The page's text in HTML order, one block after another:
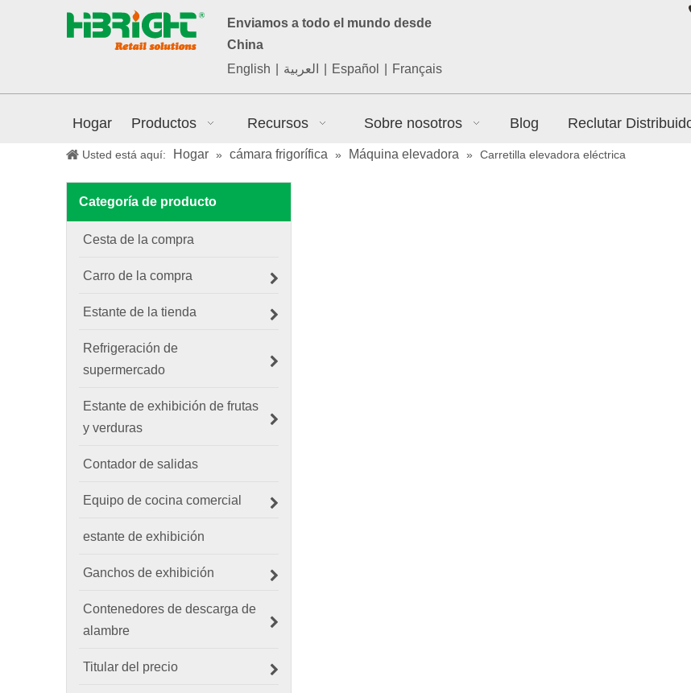
Enviamos a todo el mundo desde
China
English
العربية Español Français
Hogar Productos Recursos Sobre nosotros Blog Reclutar
Usted está aquí: Hogar » cámara frigorífica » Máquina elevadora » Carretilla elevadora eléctrica
Categoría de producto
Cesta de la compra
Carro de la compra
Estante de la tienda
Refrigeración de
supermercado
Estante de exhibición de frutas
y verduras
Contador de salidas
Equipo de cocina comercial
estante de exhibición
Ganchos de exhibición
Contenedores de descarga de
alambre
Titular del precio